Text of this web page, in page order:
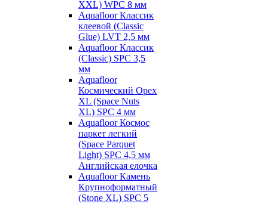
XXL) WPC 8 мм
Aquafloor Классик
клеевой (Classic
Glue) LVT 2,5 мм
Aquafloor Классик
(Classic) SPC 3,5
мм
Aquafloor
Космический Орех
XL (Space Nuts
XL) SPC 4 мм
Aquafloor Космос
паркет легкий
(Space Parquet
Light) SPC 4,5 мм
Английская елочка
Aquafloor Камень
Крупноформатный
(Stone XL) SPC 5